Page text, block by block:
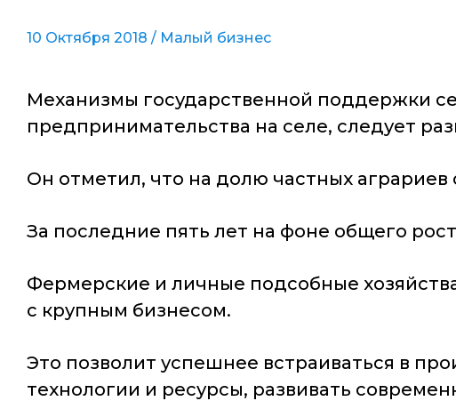
10 Октября 2018 / Малый бизнес
Механизмы государственной поддержки
предпринимательства на селе, следует
Он отметил, что на долю частных аграриев
За последние пять лет на фоне общего
Фермерские и личные подсобные
с крупным бизнесом.
Это позволит успешнее встраиваться в
технологии и ресурсы, развивать